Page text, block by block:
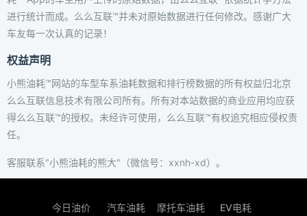
进行统计而成。么么互联™并未对原始数据进行任何修改。感谢广大
车友每一次认真的记录！
权益声明
小熊油耗™网站的车型车系油耗数据和排行榜数据的所有权益归北京
么么互联信息技术有限公司所有。所有对本站数据的商业应用均应获
得么么互联™的授权。未经许可使用，么么互联™有权追究相应侵权责
任。
客服联系"小熊油耗的熊大"（微信号：xxnh-xd）。
今日油价 汽车油耗 摩托车油耗 EV电耗